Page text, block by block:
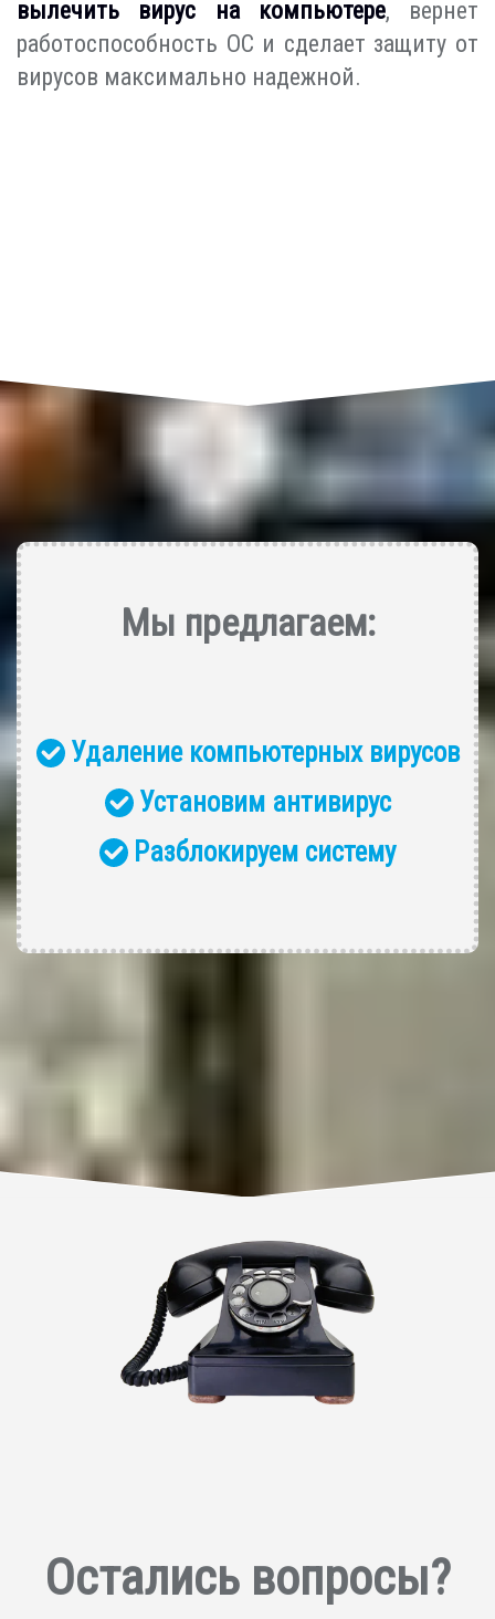
вылечить вирус на компьютере, вернет
работоспособность ОС и сделает защиту от
вирусов максимально надежной.
Мы предлагаем:
Удаление компьютерных вирусов
Установим антивирус
Разблокируем систему
Остались вопросы?